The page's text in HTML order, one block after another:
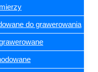
do grawerowania